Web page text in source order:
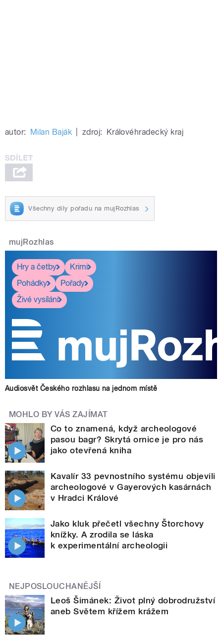
autor: Milan Baják zdroj: Královéhradecký kraj
Všechny díly pořadu na mujRozhlas
mujRozhlas
Hry a četby
Krimi
Pohádky
Pořady
Živé vysílání
Audiosvět Českého rozhlasu na jednom místě
MOHLO BY VÁS ZAJÍMAT
Co to znamená, když archeologové
pasou bagr? Skrytá ornice je pro nás
jako otevřená kniha
Kavalír 33 pevnostního systému objevili
archeologové v Gayerových kasárnách
v Hradci Králové
Jako kluk přečetl všechny Štorchovy
knížky. A zrodila se láska
k experimentální archeologii
NEJPOSLOUCHANĚJŠÍ
Leoš Šimánek: Život plný dobrodružství
aneb Světem křížem krážem